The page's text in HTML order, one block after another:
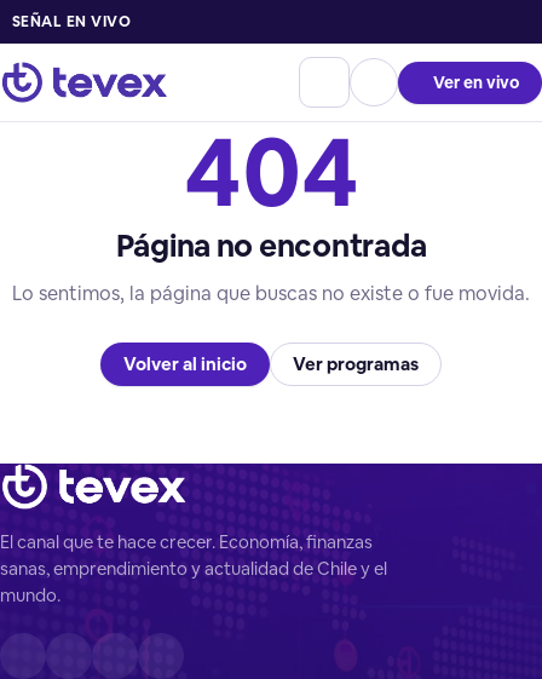
SEÑAL EN VIVO
Ver en vivo
404
Página no encontrada
Lo sentimos, la página que buscas no existe o fue movida.
Volver al inicio Ver programas
El canal que te hace crecer. Economía, finanzas
sanas, emprendimiento y actualidad de Chile y el
mundo.